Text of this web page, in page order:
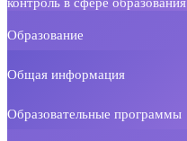
Образование
Общая информация
Образовательные программы